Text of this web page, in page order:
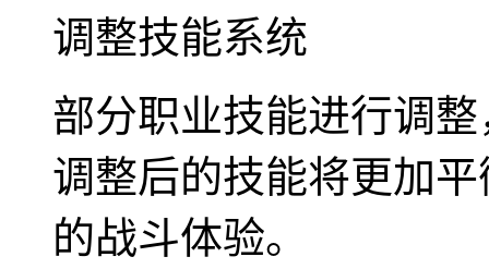
调整技能系统
部分职业技能进行调
调整后的技能将更加
的战斗体验。